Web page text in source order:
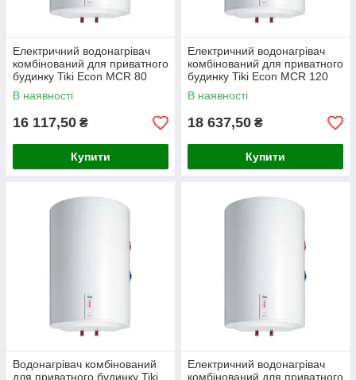
Електричний водонагрівач
комбінований для приватного
будинку Tiki Econ MCR 80
(аналог Gorenje GBK 80
ORRN)
В наявності
16 117,50 ₴
Купити
Електричний водонагрівач
комбінований для приватного
будинку Tiki Econ MCR 120
(аналог Gorenje GBK 120
ORRN)
В наявності
18 637,50 ₴
Купити
Водонагрівач комбінований
для приватного будинку Tiki
Електричний водонагрівач
комбінований для приватного